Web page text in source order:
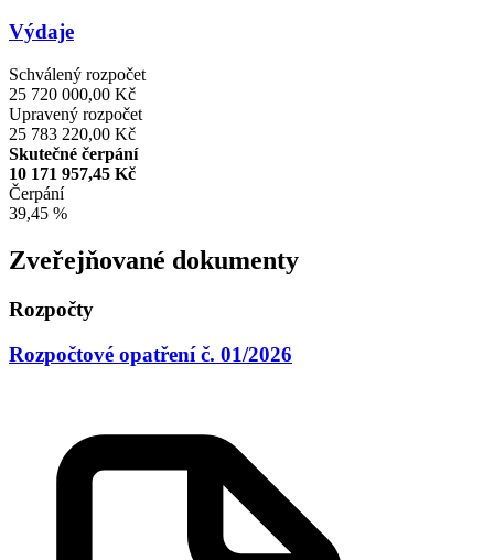
Výdaje
Schválený rozpočet
25 720 000,00 Kč
Upravený rozpočet
25 783 220,00 Kč
Skutečné čerpání
10 171 957,45 Kč
Čerpání
39,45 %
Zveřejňované dokumenty
Rozpočty
Rozpočtové opatření č. 01/2026